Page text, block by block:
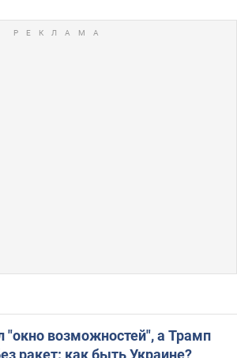
"окно возможностей", а Трамп
ракет: как быть Украине?